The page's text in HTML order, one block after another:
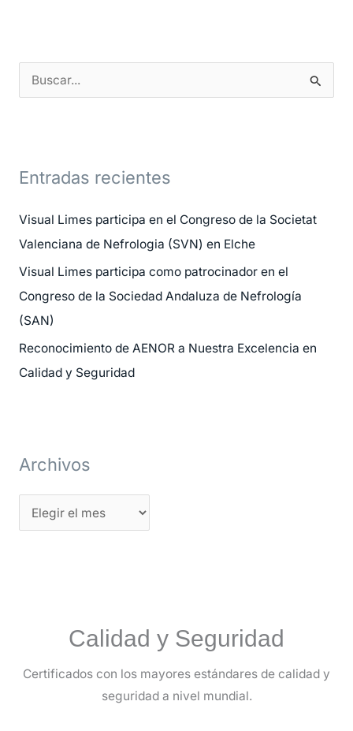
a
r
:
Entradas recientes
Visual Limes participa en el Congreso de la Societat
Valenciana de Nefrologia (SVN) en Elche
Visual Limes participa como patrocinador en el
Congreso de la Sociedad Andaluza de Nefrología
(SAN)
Reconocimiento de AENOR a Nuestra Excelencia en
Calidad y Seguridad
Archivos
Calidad y Seguridad
Certificados con los mayores estándares de calidad y
seguridad a nivel mundial.